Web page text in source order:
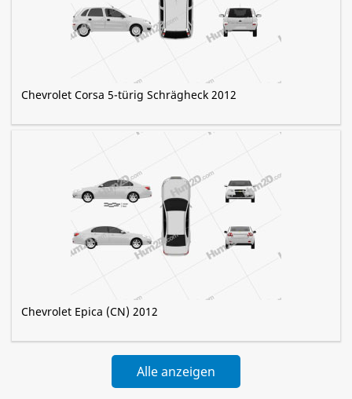
Chevrolet Corsa 5-türig Schrägheck 2012
Chevrolet Epica (CN) 2012
Alle anzeigen